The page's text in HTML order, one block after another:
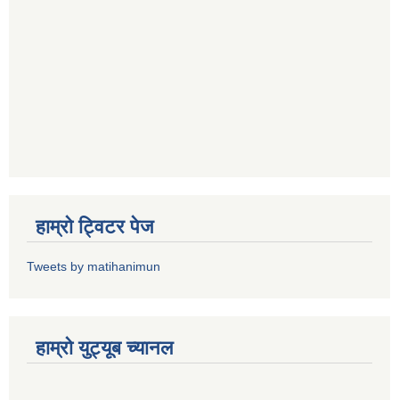
हाम्राे ट्विटर पेज
Tweets by matihanimun
हाम्रो युट्यूब च्यानल